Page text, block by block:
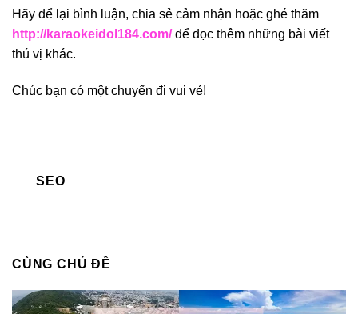
Hãy để lại bình luận, chia sẻ cảm nhận hoặc ghé thăm
http://karaokeidol184.com/để đọc thêm những bài viết
thú vị khác.
Chúc bạn có một chuyến đi vui vẻ!
SEO
CÙNG CHỦ ĐỀ